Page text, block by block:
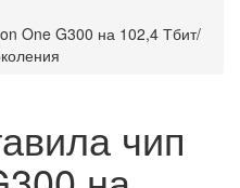
One G300 на 102,4 Тбит/
чип